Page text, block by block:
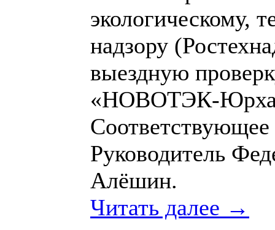
экологическому,
надзору
выездную
«НОВОТЭК-
Руководитель
Алёшин.
Читать далее →